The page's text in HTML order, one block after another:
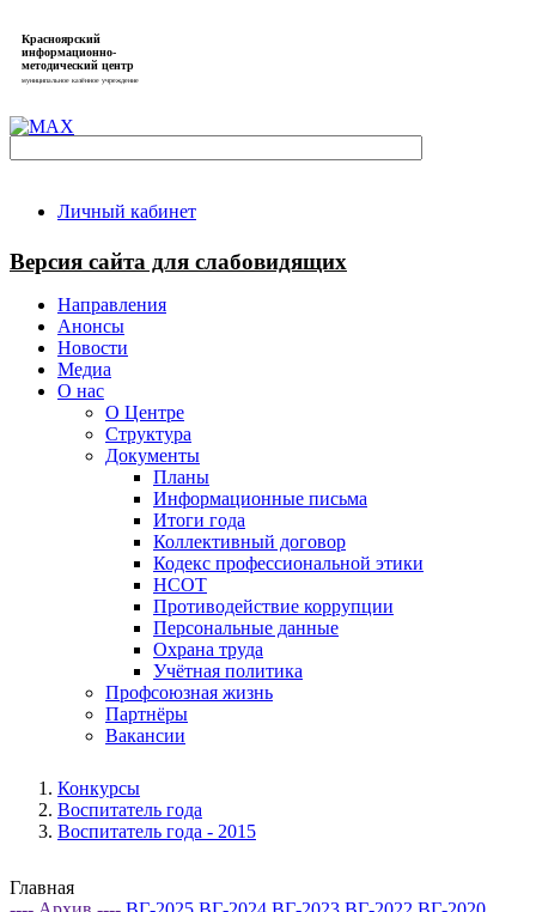
Красноярский
информационно-
методический центр
муниципальное казённое учреждение
Личный кабинет
Версия сайта для слабовидящих
Направления
Анонсы
Новости
Медиа
О нас
О Центре
Структура
Документы
Планы
Информационные письма
Итоги года
Коллективный договор
Кодекс профессиональной этики
НСОТ
Противодействие коррупции
Персональные данные
Охрана труда
Учётная политика
Профсоюзная жизнь
Партнёры
Вакансии
Конкурсы
Воспитатель года
Воспитатель года - 2015
Главная